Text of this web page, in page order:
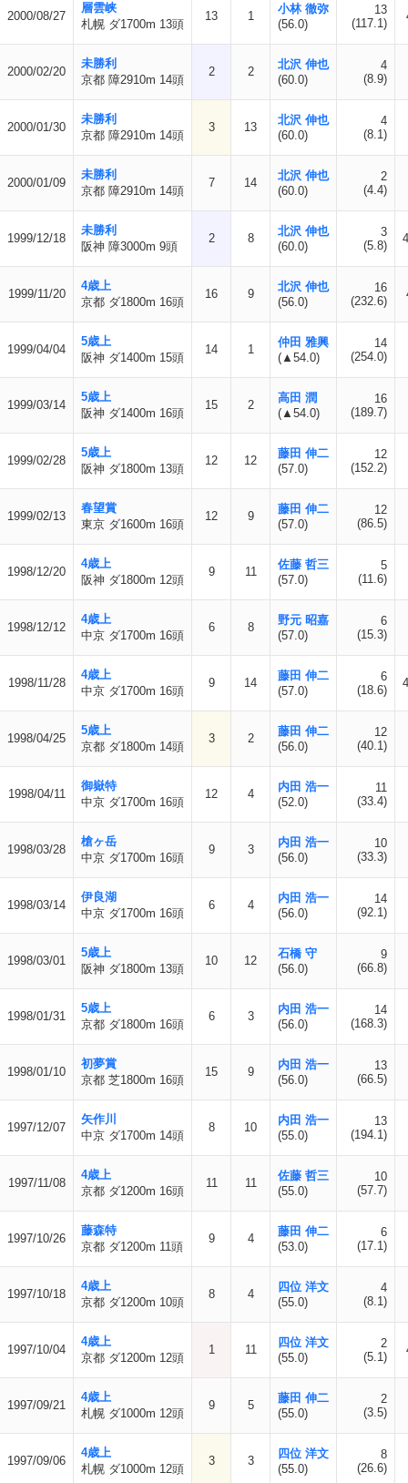
2000/08/27
層雲峡
札幌 ダ1700m 13頭
13 1
小林 徹弥
(56.0)
13
(117.1)
2000/02/20
未勝利
京都 障2910m 14頭
2 2
北沢 伸也
(60.0)
4
(8.9)
2000/01/30
未勝利
京都 障2910m 14頭
3 13
北沢 伸也
(60.0)
4
(8.1)
2000/01/09
未勝利
京都 障2910m 14頭
7 14
北沢 伸也
(60.0)
2
(4.4)
1999/12/18
未勝利
阪神 障3000m 9頭
2 8
北沢 伸也
(60.0)
3
(5.8)
1999/11/20
4歳上
京都 ダ1800m 16頭
16 9
北沢 伸也
(56.0)
16
(232.6)
1999/04/04
5歳上
阪神 ダ1400m 15頭
14 1
仲田 雅興
(▲54.0)
14
(254.0)
1999/03/14
5歳上
阪神 ダ1400m 16頭
15 2
高田 潤
(▲54.0)
16
(189.7)
1999/02/28
5歳上
阪神 ダ1800m 13頭
12 12
藤田 伸二
(57.0)
12
(152.2)
1999/02/13
春望賞
東京 ダ1600m 16頭
12 9
藤田 伸二
(57.0)
12
(86.5)
1998/12/20
4歳上
阪神 ダ1800m 12頭
9 11
佐藤 哲三
(57.0)
5
(11.6)
1998/12/12
4歳上
中京 ダ1700m 16頭
6 8
野元 昭嘉
(57.0)
6
(15.3)
1998/11/28
4歳上
中京 ダ1700m 16頭
9 14
藤田 伸二
(57.0)
6
(18.6)
1998/04/25
5歳上
京都 ダ1800m 14頭
3 2
藤田 伸二
(56.0)
12
(40.1)
1998/04/11
御嶽特
中京 ダ1700m 16頭
12 4
内田 浩一
(52.0)
11
(33.4)
1998/03/28
槍ヶ岳
中京 ダ1700m 16頭
9 3
内田 浩一
(56.0)
10
(33.3)
1998/03/14
伊良湖
中京 ダ1700m 16頭
6 4
内田 浩一
(56.0)
14
(92.1)
1998/03/01
5歳上
阪神 ダ1800m 13頭
10 12
石橋 守
(56.0)
9
(66.8)
1998/01/31
5歳上
京都 ダ1800m 16頭
6 3
内田 浩一
(56.0)
14
(168.3)
1998/01/10
初夢賞
京都 芝1800m 16頭
15 9
内田 浩一
(56.0)
13
(66.5)
1997/12/07
矢作川
中京 ダ1700m 14頭
8 10
内田 浩一
(55.0)
13
(194.1)
1997/11/08
4歳上
京都 ダ1200m 16頭
11 11
佐藤 哲三
(55.0)
10
(57.7)
1997/10/26
藤森特
京都 ダ1200m 11頭
9 4
藤田 伸二
(53.0)
6
(17.1)
1997/10/18
4歳上
京都 ダ1200m 10頭
8 4
四位 洋文
(55.0)
4
(8.1)
1997/10/04
4歳上
京都 ダ1200m 12頭
1 11
四位 洋文
(55.0)
2
(5.1)
1997/09/21
4歳上
札幌 ダ1000m 12頭
9 5
藤田 伸二
(55.0)
2
(3.5)
1997/09/06
4歳上
札幌 ダ1000m 12頭
3 3
四位 洋文
(55.0)
8
(26.6)